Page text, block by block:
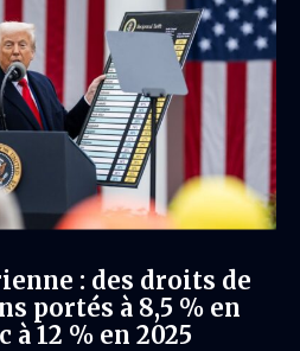
: des droits de
portés à 8,5 % en
à 12 % en 2025